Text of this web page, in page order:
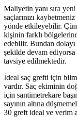
Maliyetin yanı sıra
saçlarınızı
yönde etkileyebilir.
kişinin farklı
edebilir. Bundan
şekilde devam
tavsiye edilmektedir.
İdeal saç grefti için
vardır. Saç ekiminin
için santimetrekare
sayının altına
30 greft ideal ve verim